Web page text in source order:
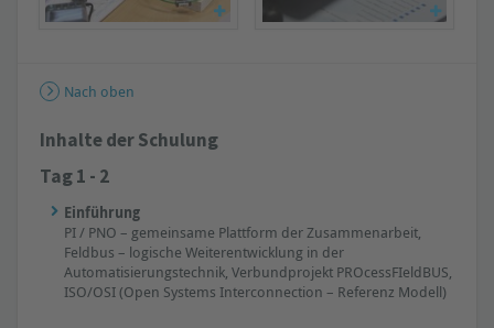
Nach oben
Inhalte der Schulung
Tag 1 - 2
Einführung
PI / PNO – gemeinsame Plattform der Zusammenarbeit,
Feldbus – logische Weiterentwicklung in der
Automatisierungstechnik, Verbundprojekt PROcessFIeldBUS,
ISO/OSI (Open Systems Interconnection – Referenz Modell)